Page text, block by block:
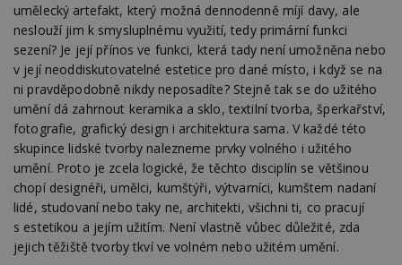
umělecký artefakt, který možná dennodenně míjí davy, ale
neslouží jim k smysluplnému využití, tedy primární funkci
sezení? Je její přínos ve funkci, která tady není umožněna nebo
v její neoddiskutovatelné estetice pro dané místo, i když se na
ni pravděpodobně nikdy neposadíte? Stejně tak se do užitého
umění dá zahrnout keramika a sklo, textilní tvorba, šperkařství,
fotografie, grafický design i architektura sama. V každé této
skupince lidské tvorby nalezneme prvky volného i užitého
umění. Proto je zcela logické, že těchto disciplín se většinou
chopí designéři, umělci, kumštýři, výtvarníci, kumštem nadaní
lidé, studovaní nebo taky ne, architekti, všichni ti, co pracují
s estetikou a jejím užitím. Není vlastně vůbec důležité, zda
jejich těžiště tvorby tkví ve volném nebo užitém umění.